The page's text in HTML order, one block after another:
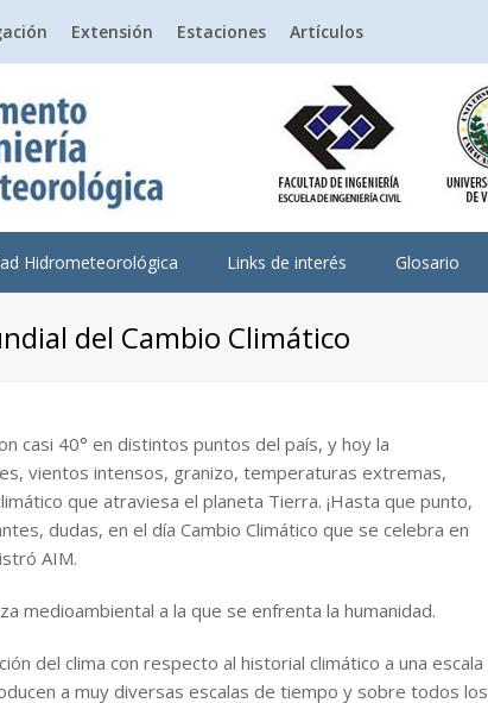
Extensión Estaciones Artículos
Hidrometeorológica Links de interés Glosario
del Cambio Climático
casi 40° en distintos puntos del país, y hoy la
vientos intensos, granizo, temperaturas extremas,
que atraviesa el planeta Tierra. ¡Hasta que punto,
dudas, en el día Cambio Climático que se celebra en
AIM.
medioambiental a la que se enfrenta la humanidad.
del clima con respecto al historial climático a una escala
a muy diversas escalas de tiempo y sobre todos los